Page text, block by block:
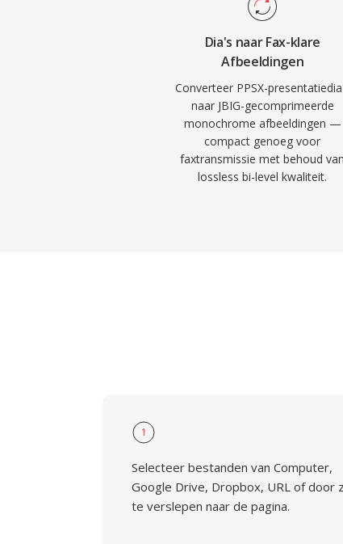
Dia's naar Fax-klare
Afbeeldingen
Converteer PPSX-
naar JBIG-gecomprimeerde
monochrome afbeeldingen —
compact genoeg voor
faxtransmissie met behoud van
lossless bi-level kwaliteit.
1
Selecteer bestanden van Computer,
Google Drive, Dropbox, URL of door
te verslepen naar de pagina.